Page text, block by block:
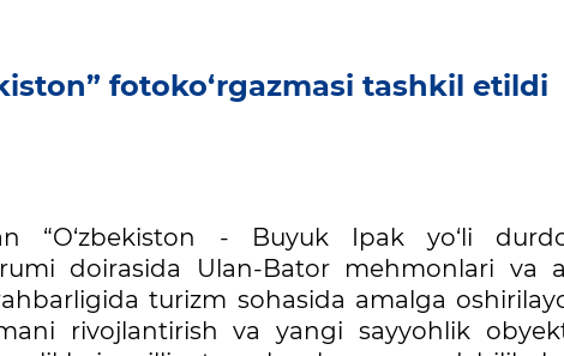
fotoko‘rgazmasi tashkil etildi
“O‘zbekiston - Buyuk Ipak yo‘li
doirasida Ulan-Bator mehmonlari va
turizm sohasida amalga
rivojlantirish va yangi sayyohlik